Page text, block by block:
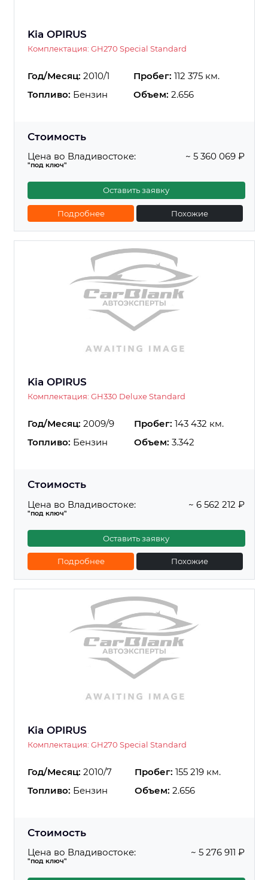
Kia OPIRUS
Комплектация: GH270 Special Standard
Год/Месяц: 2010/1 Пробег: 112 375 км.
Топливо: Бензин Объем: 2.656
Стоимость
Цена во Владивостоке:
"под ключ"
~ 5 360 069 ₽
Оставить заявку
Подробнее Похожие
Kia OPIRUS
Комплектация: GH330 Deluxe Standard
Год/Месяц: 2009/9 Пробег: 143 432 км.
Топливо: Бензин Объем: 3.342
Стоимость
Цена во Владивостоке:
"под ключ"
~ 6 562 212 ₽
Оставить заявку
Подробнее Похожие
Kia OPIRUS
Комплектация: GH270 Special Standard
Год/Месяц: 2010/7 Пробег: 155 219 км.
Топливо: Бензин Объем: 2.656
Стоимость
Цена во Владивостоке:
"под ключ"
~ 5 276 911 ₽